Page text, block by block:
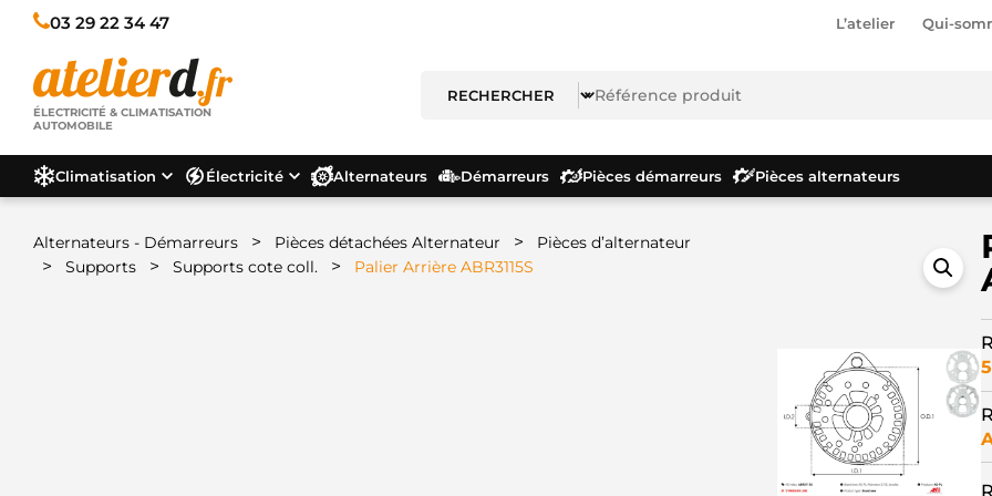
03 29 22 34 47 L’atelier Qui-
ÉLECTRICITÉ & CLIMATISATION
AUTOMOBILE
Climatisation Électricité Alternateurs Démarreurs Pièces démarreurs Pièces alternateurs
Alternateurs - Démarreurs > Pièces détachées Alternateur > Pièces d’alternateur
> Supports > Supports cote coll. > Palier Arrière ABR3115S